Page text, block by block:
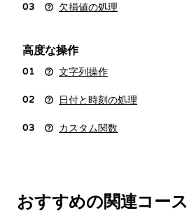
03 欠損値の処理
高度な操作
01
文字列操作
02 日付と時刻の処理
03 カスタム関数
おすすめの関連コース